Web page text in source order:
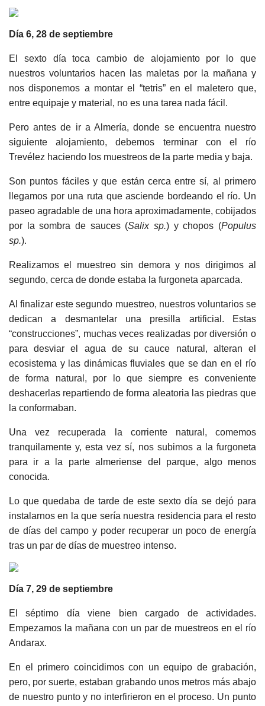
Día 6, 28 de septiembre
El sexto día toca cambio de alojamiento por lo que
nuestros voluntarios hacen las maletas por la mañana y
nos disponemos a montar el “tetris” en el maletero que,
entre equipaje y material, no es una tarea nada fácil.
Pero antes de ir a Almería, donde se encuentra nuestro
siguiente alojamiento, debemos terminar con el río
Trevélez haciendo los muestreos de la parte media y baja.
Son puntos fáciles y que están cerca entre sí, al primero
llegamos por una ruta que asciende bordeando el río. Un
paseo agradable de una hora aproximadamente, cobijados
por la sombra de sauces (Salix sp.) y chopos (Populus
sp.).
Realizamos el muestreo sin demora y nos dirigimos al
segundo, cerca de donde estaba la furgoneta aparcada.
Al finalizar este segundo muestreo, nuestros voluntarios se
dedican a desmantelar una presilla artificial. Estas
“construcciones”, muchas veces realizadas por diversión o
para desviar el agua de su cauce natural, alteran el
ecosistema y las dinámicas fluviales que se dan en el río
de forma natural, por lo que siempre es conveniente
deshacerlas repartiendo de forma aleatoria las piedras que
la conformaban.
Una vez recuperada la corriente natural, comemos
tranquilamente y, esta vez sí, nos subimos a la furgoneta
para ir a la parte almeriense del parque, algo menos
conocida.
Lo que quedaba de tarde de este sexto día se dejó para
instalarnos en la que sería nuestra residencia para el resto
de días del campo y poder recuperar un poco de energía
tras un par de días de muestreo intenso.
Día 7, 29 de septiembre
El séptimo día viene bien cargado de actividades.
Empezamos la mañana con un par de muestreos en el río
Andarax.
En el primero coincidimos con un equipo de grabación,
pero, por suerte, estaban grabando unos metros más abajo
de nuestro punto y no interfirieron en el proceso. Un punto